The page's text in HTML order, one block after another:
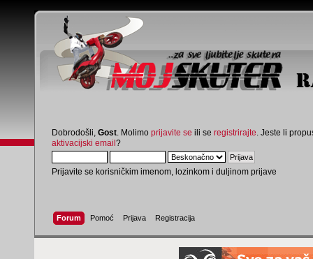
Dobrodošli, Gost . Molimo prijavite se ili se registrirajte . Jeste li
aktivacijski email?
Prijavite se korisničkim imenom, lozinkom i duljinom prijave
Forum Pomoć Prijava Registracija